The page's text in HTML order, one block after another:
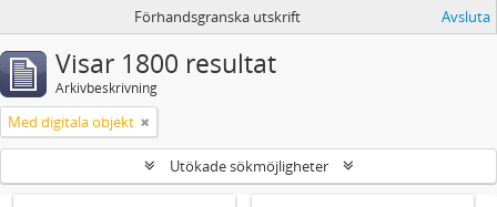
Förhandsgranska utskrift Avsluta
Visar 1800 resultat
Arkivbeskrivning
Med digitala objekt
Utökade sökmöjligheter